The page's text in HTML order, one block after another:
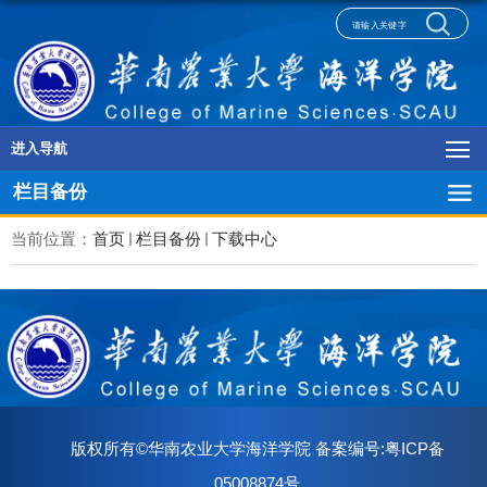
进入导航
栏目备份
当前位置： 首页 栏目备份 下载中心
版权所有©华南农业大学海洋学院 备案编号:粤ICP备
05008874号